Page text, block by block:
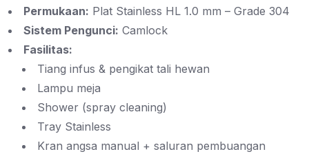
Permukaan: Plat Stainless HL 1.0 mm – Grade 304
Sistem Pengunci: Camlock
Fasilitas:
Tiang infus & pengikat tali hewan
Lampu meja
Shower (spray cleaning)
Tray Stainless
Kran angsa manual + saluran pembuangan